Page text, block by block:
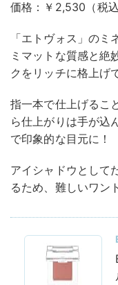
価格：￥2,530（税込
「エトヴォス」の
ミマットな質感と絶
クをリッチに格上げ
指一本で仕上げるこ
ら仕上がりは手が込
で印象的な目元に！
アイシャドウとして
るため、難しいワン